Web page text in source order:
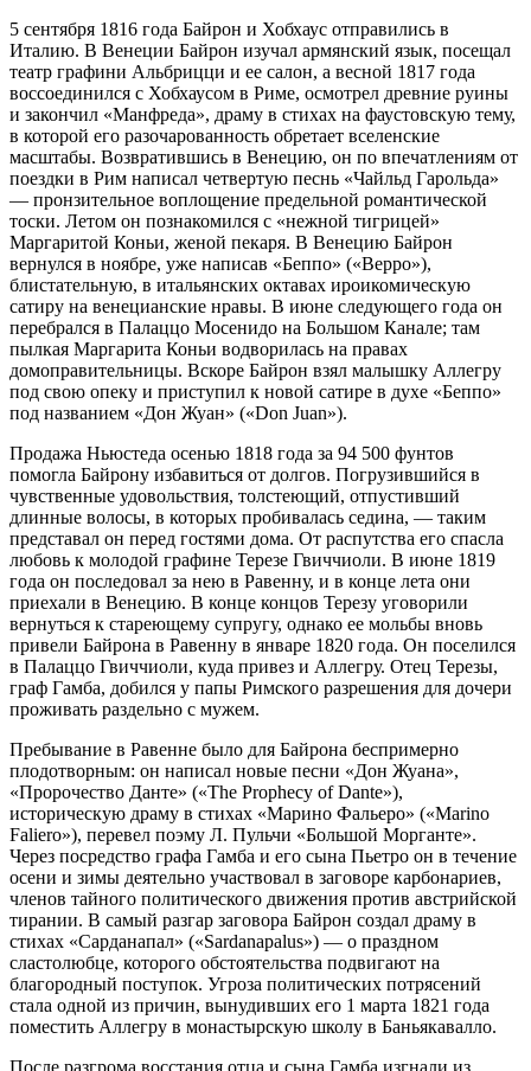
5 сентября 1816 года Байрон и Хобхаус отправились в
Италию. В Венеции Байрон изучал армянский язык, посещал
театр графини Альбрицци и ее салон, а весной 1817 года
воссоединился с Хобхаусом в Риме, осмотрел древние руины
и закончил «Манфреда», драму в стихах на фаустовскую тему,
в которой его разочарованность обретает вселенские
масштабы. Возвратившись в Венецию, он по впечатлениям от
поездки в Рим написал четвертую песнь «Чайльд Гарольда»
— пронзительное воплощение предельной романтической
тоски. Летом он познакомился с «нежной тигрицей»
Маргаритой Коньи, женой пекаря. В Венецию Байрон
вернулся в ноябре, уже написав «Беппо» («Beppo»),
блистательную, в итальянских октавах ироикомическую
сатиру на венецианские нравы. В июне следующего года он
перебрался в Палаццо Мосенидо на Большом Канале; там
пылкая Маргарита Коньи водворилась на правах
домоправительницы. Вскоре Байрон взял малышку Аллегру
под свою опеку и приступил к новой сатире в духе «Беппо»
под названием «Дон Жуан» («Don Juan»).
Продажа Ньюстеда осенью 1818 года за 94 500 фунтов
помогла Байрону избавиться от долгов. Погрузившийся в
чувственные удовольствия, толстеющий, отпустивший
длинные волосы, в которых пробивалась седина, — таким
представал он перед гостями дома. От распутства его спасла
любовь к молодой графине Терезе Гвиччиоли. В июне 1819
года он последовал за нею в Равенну, и в конце лета они
приехали в Венецию. В конце концов Терезу уговорили
вернуться к стареющему супругу, однако ее мольбы вновь
привели Байрона в Равенну в январе 1820 года. Он поселился
в Палаццо Гвиччиоли, куда привез и Аллегру. Отец Терезы,
граф Гамба, добился у папы Римского разрешения для дочери
проживать раздельно с мужем.
Пребывание в Равенне было для Байрона беспримерно
плодотворным: он написал новые песни «Дон Жуана»,
«Пророчество Данте» («The Prophecy of Dante»),
историческую драму в стихах «Марино Фальеро» («Marino
Faliero»), перевел поэму Л. Пульчи «Большой Морганте».
Через посредство графа Гамба и его сына Пьетро он в течение
осени и зимы деятельно участвовал в заговоре карбонариев,
членов тайного политического движения против австрийской
тирании. В самый разгар заговора Байрон создал драму в
стихах «Сарданапал» («Sardanapalus») — о праздном
сластолюбце, которого обстоятельства подвигают на
благородный поступок. Угроза политических потрясений
стала одной из причин, вынудивших его 1 марта 1821 года
поместить Аллегру в монастырскую школу в Баньякавалло.
После разгрома восстания отца и сына Гамба изгнали из